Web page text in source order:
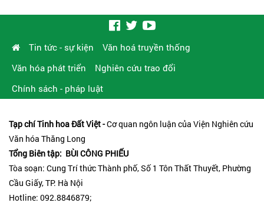
Tin tức - sự kiện
Văn hoá truyền thống
Văn hóa phát triển
Nghiên cứu trao đổi
Chính sách - pháp luật
Tạp chí Tinh hoa Đất Việt -Cơ quan ngôn luận của Viện Nghiên cứu
Văn hóa Thăng Long
Tổng Biên tập: BÙI CÔNG PHIẾU
Tòa soạn: Cung Trí thức Thành phố, Số 1 Tôn Thất Thuyết, Phường
Cầu Giấy, TP. Hà Nội
Hotline: 092.8846879;